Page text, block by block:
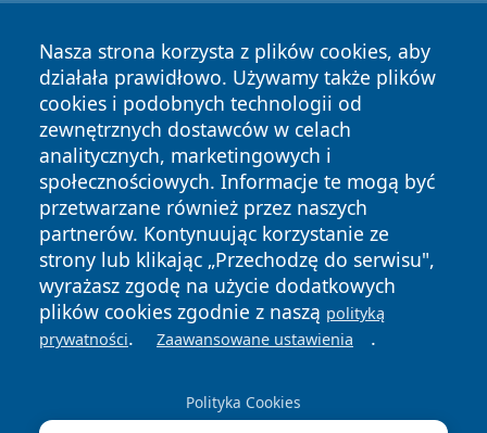
Nasza strona korzysta z plików cookies, aby
działała prawidłowo. Używamy także plików
cookies i podobnych technologii od
zewnętrznych dostawców w celach
analitycznych, marketingowych i
społecznościowych. Informacje te mogą być
przetwarzane również przez naszych
partnerów. Kontynuując korzystanie ze
strony lub klikając „Przechodzę do serwisu",
wyrażasz zgodę na użycie dodatkowych
plików cookies zgodnie z naszą polityką
prywatności. Zaawansowane ustawienia .
Polityka Cookies
Copyright © 2026 czestochowanews.pl Wszystkie prawa
zastrzeżone.
News Autorzy
Polityka
Prywatności
Polityka
Cookies
cześć